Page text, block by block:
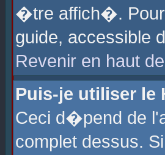
�tre affich�. Pour
guide, accessible
Revenir en haut
Puis-je utiliser le
Ceci d�pend de
complet dessus.